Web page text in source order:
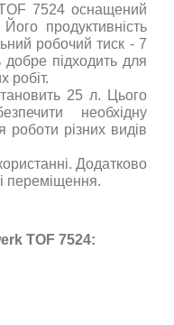
7524 оснащений
продуктивність
робочий тиск - 7
підходить для
робіт.
25 л. Цього
необхідну
роботи різних видів
Додатково
переміщення.
TOF 7524: